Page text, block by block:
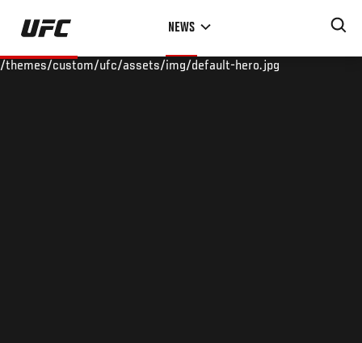
Skip
main
NEWS
/themes/custom/ufc/assets/img/default-hero.jpg